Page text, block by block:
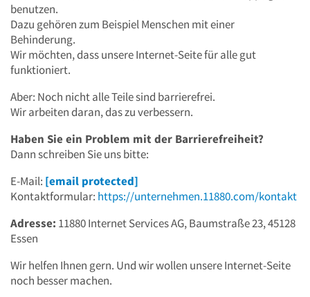
benutzen.
Dazu gehören zum Beispiel Menschen mit einer
Behinderung.
Wir möchten, dass unsere Internet-Seite für alle gut
funktioniert.
Aber: Noch nicht alle Teile sind barrierefrei.
Wir arbeiten daran, das zu verbessern.
Haben Sie ein Problem mit der Barrierefreiheit?
Dann schreiben Sie uns bitte:
E-Mail: [email protected]
Kontaktformular: https://unternehmen.11880.com/kontakt
Adresse: 11880 Internet Services AG, Baumstraße 23, 45128
Essen
Wir helfen Ihnen gern. Und wir wollen unsere Internet-Seite
noch besser machen.